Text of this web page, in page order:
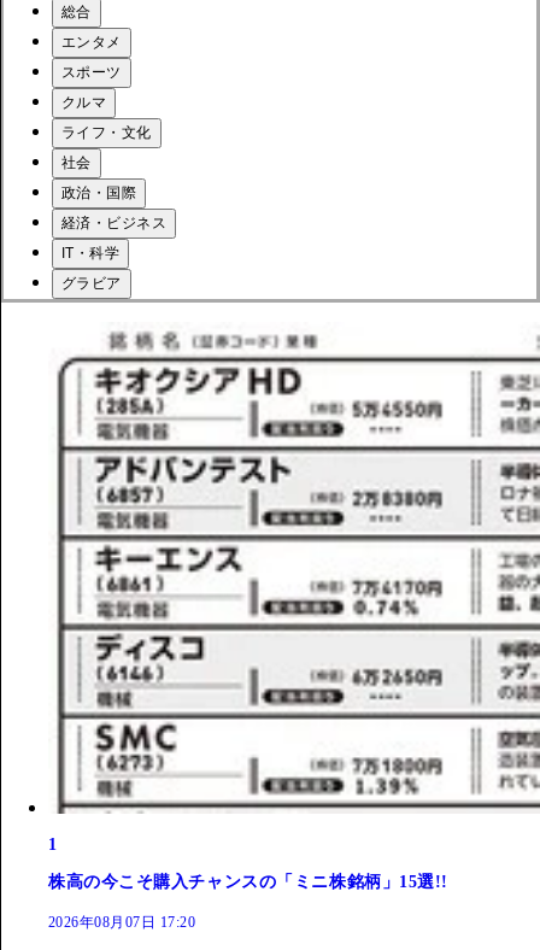
総合
エンタメ
スポーツ
クルマ
ライフ・文化
社会
政治・国際
経済・ビジネス
IT・科学
グラビア
1
株高の今こそ購入チャンスの「ミニ株銘柄」15選!!
2026年08月07日 17:20